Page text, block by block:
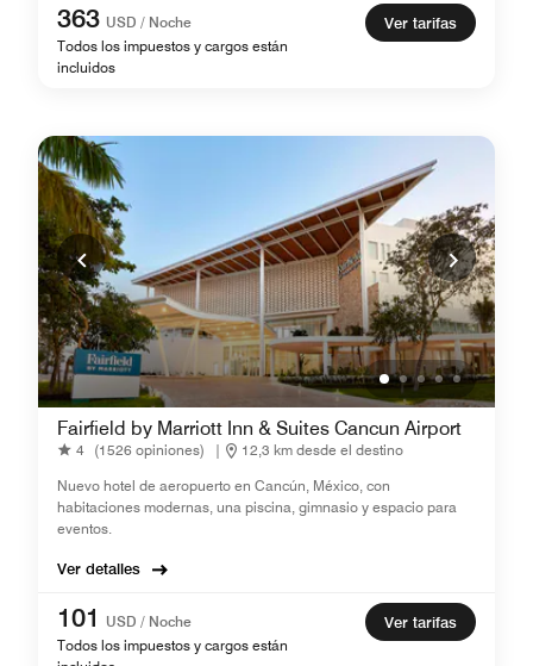
363 USD / Noche
Todos los impuestos y cargos están
incluidos
Ver tarifas
Fairfield by Marriott Inn & Suites Cancun Airport
4 (1526 opiniones) |
12,3 km desde el destino
Nuevo hotel de aeropuerto en Cancún, México, con
habitaciones modernas, una piscina, gimnasio y espacio para
eventos.
Ver detalles
101
USD / Noche
Todos los impuestos y cargos están
Ver tarifas